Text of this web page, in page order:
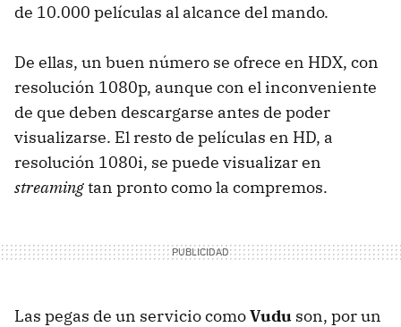
de 10.000 películas al alcance del mando.
De ellas, un buen número se ofrece en HDX, con
resolución 1080p, aunque con el inconveniente
de que deben descargarse antes de poder
visualizarse. El resto de películas en HD, a
resolución 1080i, se puede visualizar en
streamingtan pronto como la compremos.
Las pegas de un servicio comoVudu son, por un